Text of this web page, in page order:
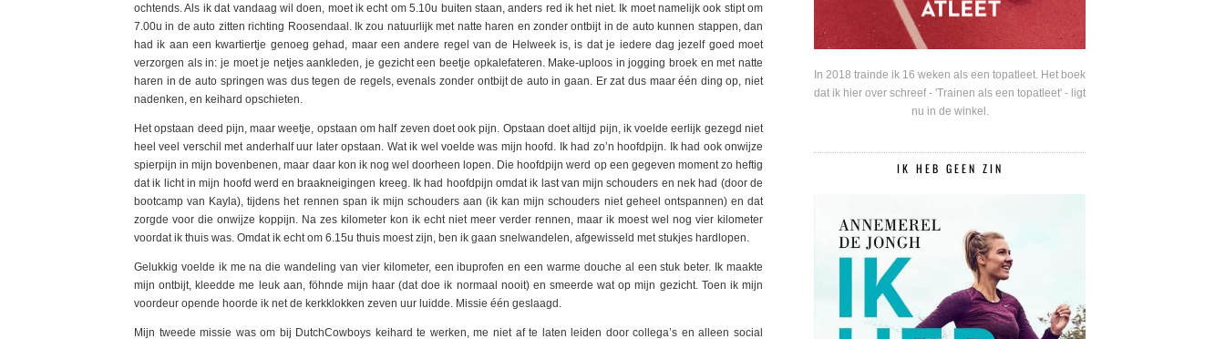
ochtends. Als ik dat vandaag wil doen, moet ik echt om 5.10u buiten staan, anders red ik het niet. Ik moet namelijk ook stipt om
7.00u in de auto zitten richting Roosendaal. Ik zou natuurlijk met natte haren en zonder ontbijt in de auto kunnen stappen, dan
had ik aan een kwartiertje genoeg gehad, maar een andere regel van de Helweek is, is dat je iedere dag jezelf goed moet
verzorgen als in: je moet je netjes aankleden, je gezicht een beetje opkalefateren. Make-uploos in jogging broek en met natte
haren in de auto springen was dus tegen de regels, evenals zonder ontbijt de auto in gaan. Er zat dus maar één ding op, niet
nadenken, en keihard opschieten.
Het opstaan deed pijn, maar weetje, opstaan om half zeven doet ook pijn. Opstaan doet altijd pijn, ik voelde eerlijk gezegd niet
heel veel verschil met anderhalf uur later opstaan. Wat ik wel voelde was mijn hoofd. Ik had zo’n hoofdpijn. Ik had ook onwijze
spierpijn in mijn bovenbenen, maar daar kon ik nog wel doorheen lopen. Die hoofdpijn werd op een gegeven moment zo heftig
dat ik licht in mijn hoofd werd en braakneigingen kreeg. Ik had hoofdpijn omdat ik last van mijn schouders en nek had (door de
bootcamp van Kayla), tijdens het rennen span ik mijn schouders aan (ik kan mijn schouders niet geheel ontspannen) en dat
zorgde voor die onwijze koppijn. Na zes kilometer kon ik echt niet meer verder rennen, maar ik moest wel nog vier kilometer
voordat ik thuis was. Omdat ik echt om 6.15u thuis moest zijn, ben ik gaan snelwandelen, afgewisseld met stukjes hardlopen.
Gelukkig voelde ik me na die wandeling van vier kilometer, een ibuprofen en een warme douche al een stuk beter. Ik maakte
mijn ontbijt, kleedde me leuk aan, föhnde mijn haar (dat doe ik normaal nooit) en smeerde wat op mijn gezicht. Toen ik mijn
voordeur opende hoorde ik net de kerkklokken zeven uur luidde. Missie één geslaagd.
Mijn tweede missie was om bij DutchCowboys keihard te werken, me niet af te laten leiden door collega’s en alleen social
In 2018 trainde ik 16 weken als een topatleet. Het boek
dat ik hier over schreef - 'Trainen als een topatleet' - ligt
nu in de winkel.
IK HEB GEEN ZIN